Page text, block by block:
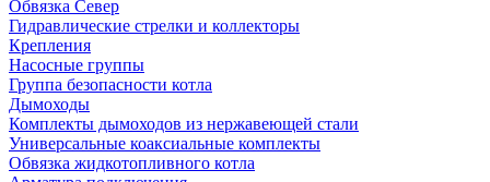
Обвязка Север
Гидравлические стрелки и коллекторы
Крепления
Насосные группы
Группа безопасности котла
Дымоходы
Комплекты дымоходов из нержавеющей стали
Универсальные коаксиальные комплекты
Обвязка жидкотопливного котла